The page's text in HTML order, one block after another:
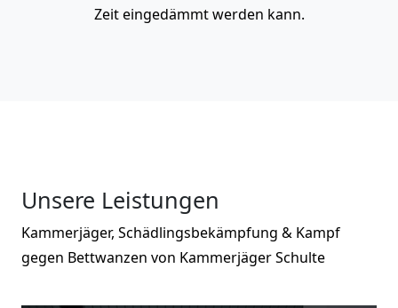
Zeit eingedämmt werden kann.
Unsere Leistungen
Kammerjäger, Schädlingsbekämpfung & Kampf
gegen Bettwanzen von Kammerjäger Schulte